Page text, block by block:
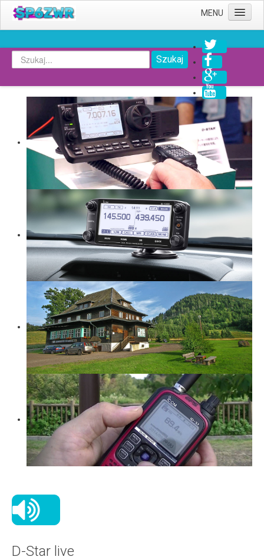
MENU
Informacje
Radiokomunikacja
Informatyka
Kolekcje filmów
Kontakt
Twoje konto
Zaloguj
Rejestracja
Szukaj
D-Star live